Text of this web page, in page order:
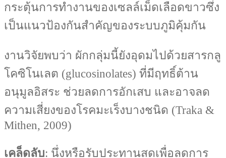
กระตุ้นการทำงานของเซลล์เม็ดเลือดขาวซึ่ง
เป็นแนวป้องกันสำคัญของระบบภูมิคุ้มกัน
งานวิจัยพบว่า ผักกลุ่มนี้ยังอุดมไปด้วยสารกลู
โคซิโนเลต (glucosinolates) ที่มีฤทธิ์ต้าน
อนุมูลอิสระ ช่วยลดการอักเสบ และอาจลด
ความเสี่ยงของโรคมะเร็งบางชนิด (Traka &
Mithen, 2009)
เคล็ดลับ: นึ่งหรือรับประทานสดเพื่อลดการ